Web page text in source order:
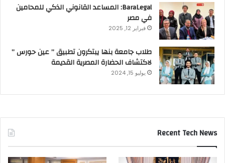
BaraLegal: المساعد القانوني الذكي للمحامين
في مصر
فبراير 12, 2025
طلاب جامعة بنها يبتكرون تطبيق ” عين حورس ”
لاكتشاف الحضارة المصرية القديمة
يوليو 15, 2024
Recent Tech News